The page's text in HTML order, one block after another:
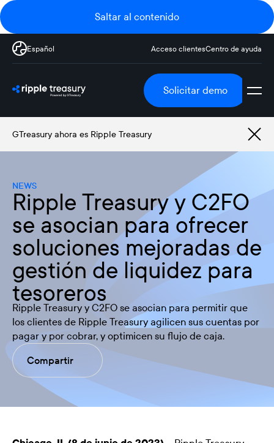
Saltar al contenido
Español Acceso clientesCentro de ayuda
Solicitar demo
GTreasury ahora es Ripple Treasury
NEWS
Ripple Treasury y C2FO
se asocian para ofrecer
soluciones mejoradas de
gestión de liquidez para
tesoreros
Ripple Treasury y C2FO se asocian para permitir que
los clientes de Ripple Treasury agilicen sus cuentas por
pagar y por cobrar, y optimicen su flujo de caja.
Compartir